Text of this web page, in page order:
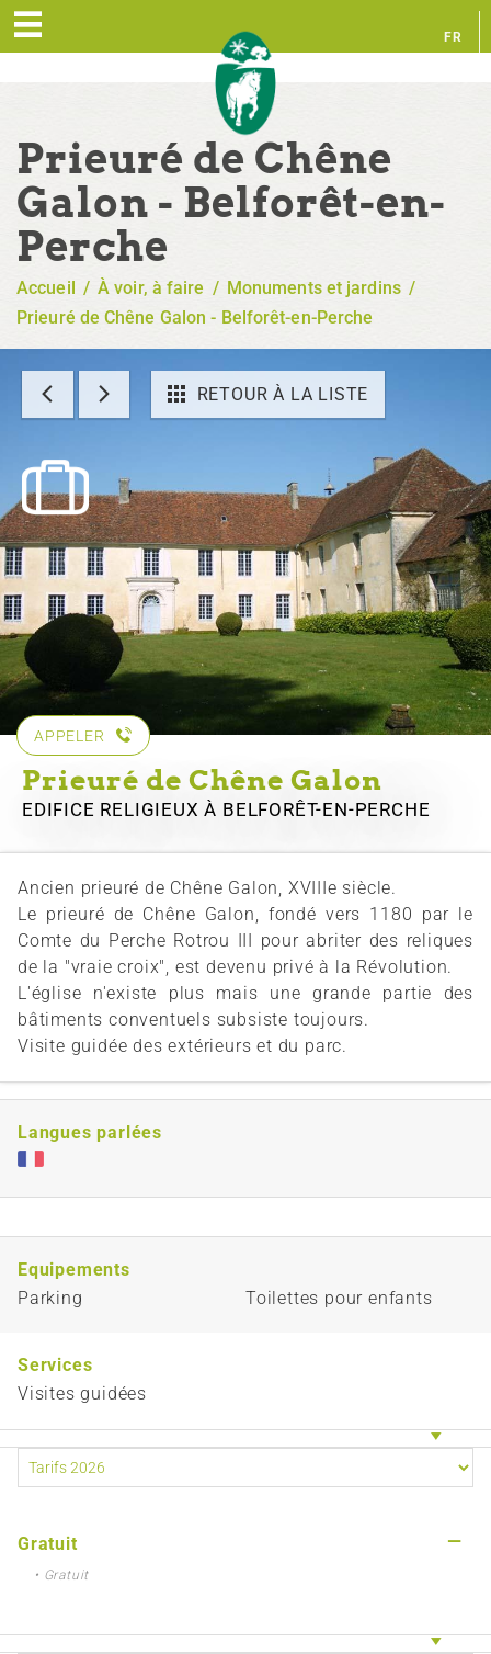
FR
Prieuré de Chêne
Galon - Belforêt-en-
Perche
Accueil / À voir, à faire / Monuments et jardins /
Prieuré de Chêne Galon - Belforêt-en-Perche
RETOUR À LA LISTE
APPELER
Prieuré de Chêne Galon
EDIFICE RELIGIEUXÀ BELFORÊT-EN-PERCHE
Ancien prieuré de Chêne Galon, XVIIIe siècle.
Le prieuré de Chêne Galon, fondé vers 1180 par le
Comte du Perche Rotrou III pour abriter des reliques
de la "vraie croix", est devenu privé à la Révolution.
L'église n'existe plus mais une grande partie des
bâtiments conventuels subsiste toujours.
Visite guidée des extérieurs et du parc.
Langues parlées
Equipements
Parking
Toilettes pour enfants
Services
Visites guidées
Gratuit —
• Gratuit